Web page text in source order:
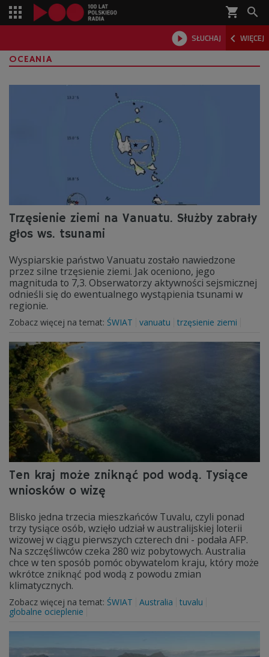
shopping_cart 
 SŁUCHAJ  WIĘCEJ

OCEANIA
Trzęsienie ziemi na Vanuatu. Służby zabrały
głos ws. tsunami
Wyspiarskie państwo Vanuatu zostało nawiedzone
przez silne trzęsienie ziemi. Jak oceniono, jego
magnituda to 7,3. Obserwatorzy aktywności sejsmicznej
odnieśli się do ewentualnego wystąpienia tsunami w
regionie.
Zobacz więcej na temat: ŚWIAT vanuatu trzęsienie ziemi
Ten kraj może zniknąć pod wodą. Tysiące
wniosków o wizę
Blisko jedna trzecia mieszkańców Tuvalu, czyli ponad
trzy tysiące osób, wzięło udział w australijskiej loterii
wizowej w ciągu pierwszych czterech dni - podała AFP.
Na szczęśliwców czeka 280 wiz pobytowych. Australia
chce w ten sposób pomóc obywatelom kraju, który może
wkrótce zniknąć pod wodą z powodu zmian
klimatycznych.
Zobacz więcej na temat: ŚWIAT Australia
tuvalu
globalne ocieplenie